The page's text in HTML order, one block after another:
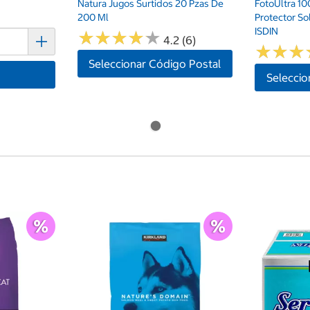
Natura Jugos Surtidos 20 Pzas De
200 Ml
★★★★★
★★★★★ 4.2 (6)
Seleccionar Código Postal
FotoUltra
Protector
ISDIN
★★★
★★★